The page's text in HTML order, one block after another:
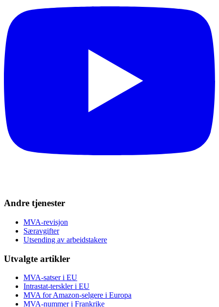
Andre tjenester
MVA-revisjon
Særavgifter
Utsending av arbeidstakere
Utvalgte artikler
MVA-satser i EU
Intrastat-terskler i EU
MVA for Amazon-selgere i Europa
MVA-nummer i Frankrike